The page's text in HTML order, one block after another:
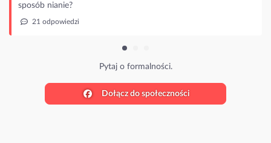
sposób nianie?
21 odpowiedzi
Pytaj o formalności.
Dołącz do społeczności